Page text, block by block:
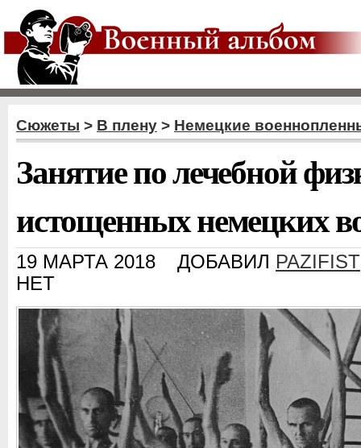
Сюжеты > В плену > Немецкие
Занятие по лечебной
истощенных немецких
19 МАРТА 2018 ДОБАВИЛ PAZIFIST
НЕТ